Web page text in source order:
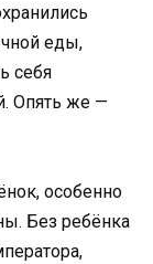
еды,
себя
Опять же —
особенно
Без ребёнка